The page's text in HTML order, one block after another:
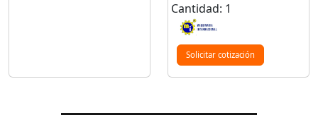
Cantidad: 1
Solicitar cotización